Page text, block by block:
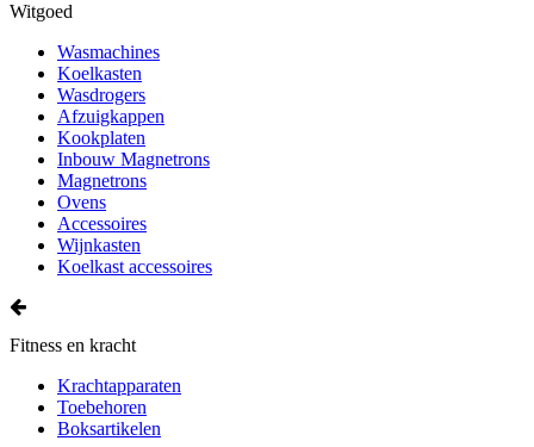
Witgoed
Wasmachines
Koelkasten
Wasdrogers
Afzuigkappen
Kookplaten
Inbouw Magnetrons
Magnetrons
Ovens
Accessoires
Wijnkasten
Koelkast accessoires
Fitness en kracht
Krachtapparaten
Toebehoren
Boksartikelen